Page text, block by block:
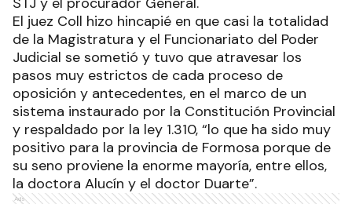
El juez Coll hizo hincapié en que casi la totalidad
de la Magistratura y el Funcionariato del Poder
Judicial se sometió y tuvo que atravesar los
pasos muy estrictos de cada proceso de
oposición y antecedentes, en el marco de un
sistema instaurado por la Constitución Provincial
y respaldado por la ley 1.310, “lo que ha sido muy
positivo para la provincia de Formosa porque de
su seno proviene la enorme mayoría, entre ellos,
la doctora Alucín y el doctor Duarte”.
Ads